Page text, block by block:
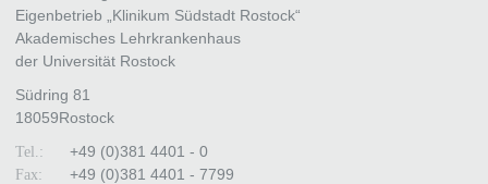
Eigenbetrieb „Klinikum Südstadt Rostock“
Akademisches Lehrkrankenhaus
der Universität Rostock
Südring 81
18059Rostock
Tel.: +49 (0)381 4401 - 0
Fax: +49 (0)381 4401 - 7799